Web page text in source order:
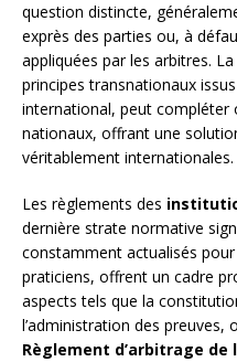
question distincte,
exprès des parties ou, à
appliquées par les arbitres. La
principes transnationaux
international, peut compléter
nationaux, offrant une
véritablement internationales.
Les règlements des
dernière strate normative
constamment actualisés
praticiens, offrent un cadre
aspects tels que la
l’administration des preuves,
Règlement d’arbitrage de